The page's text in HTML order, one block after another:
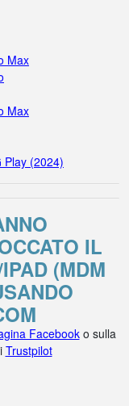
Max
Max
Play (2024)
IL
(MDM
Facebooko sulla
Trustpilot